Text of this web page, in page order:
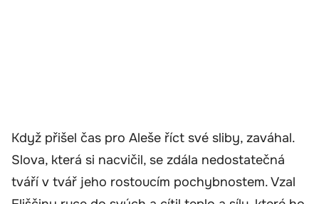
Když přišel čas pro Aleše říct své sliby, zaváhal.
Slova, která si nacvičil, se zdála nedostatečná
tváří v tvář jeho rostoucím pochybnostem. Vzal